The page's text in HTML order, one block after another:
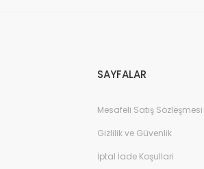
SAYFALAR
Mesafeli Satış Sözleşmesi
Gizlilik ve Güvenlik
İptal İade Koşullari